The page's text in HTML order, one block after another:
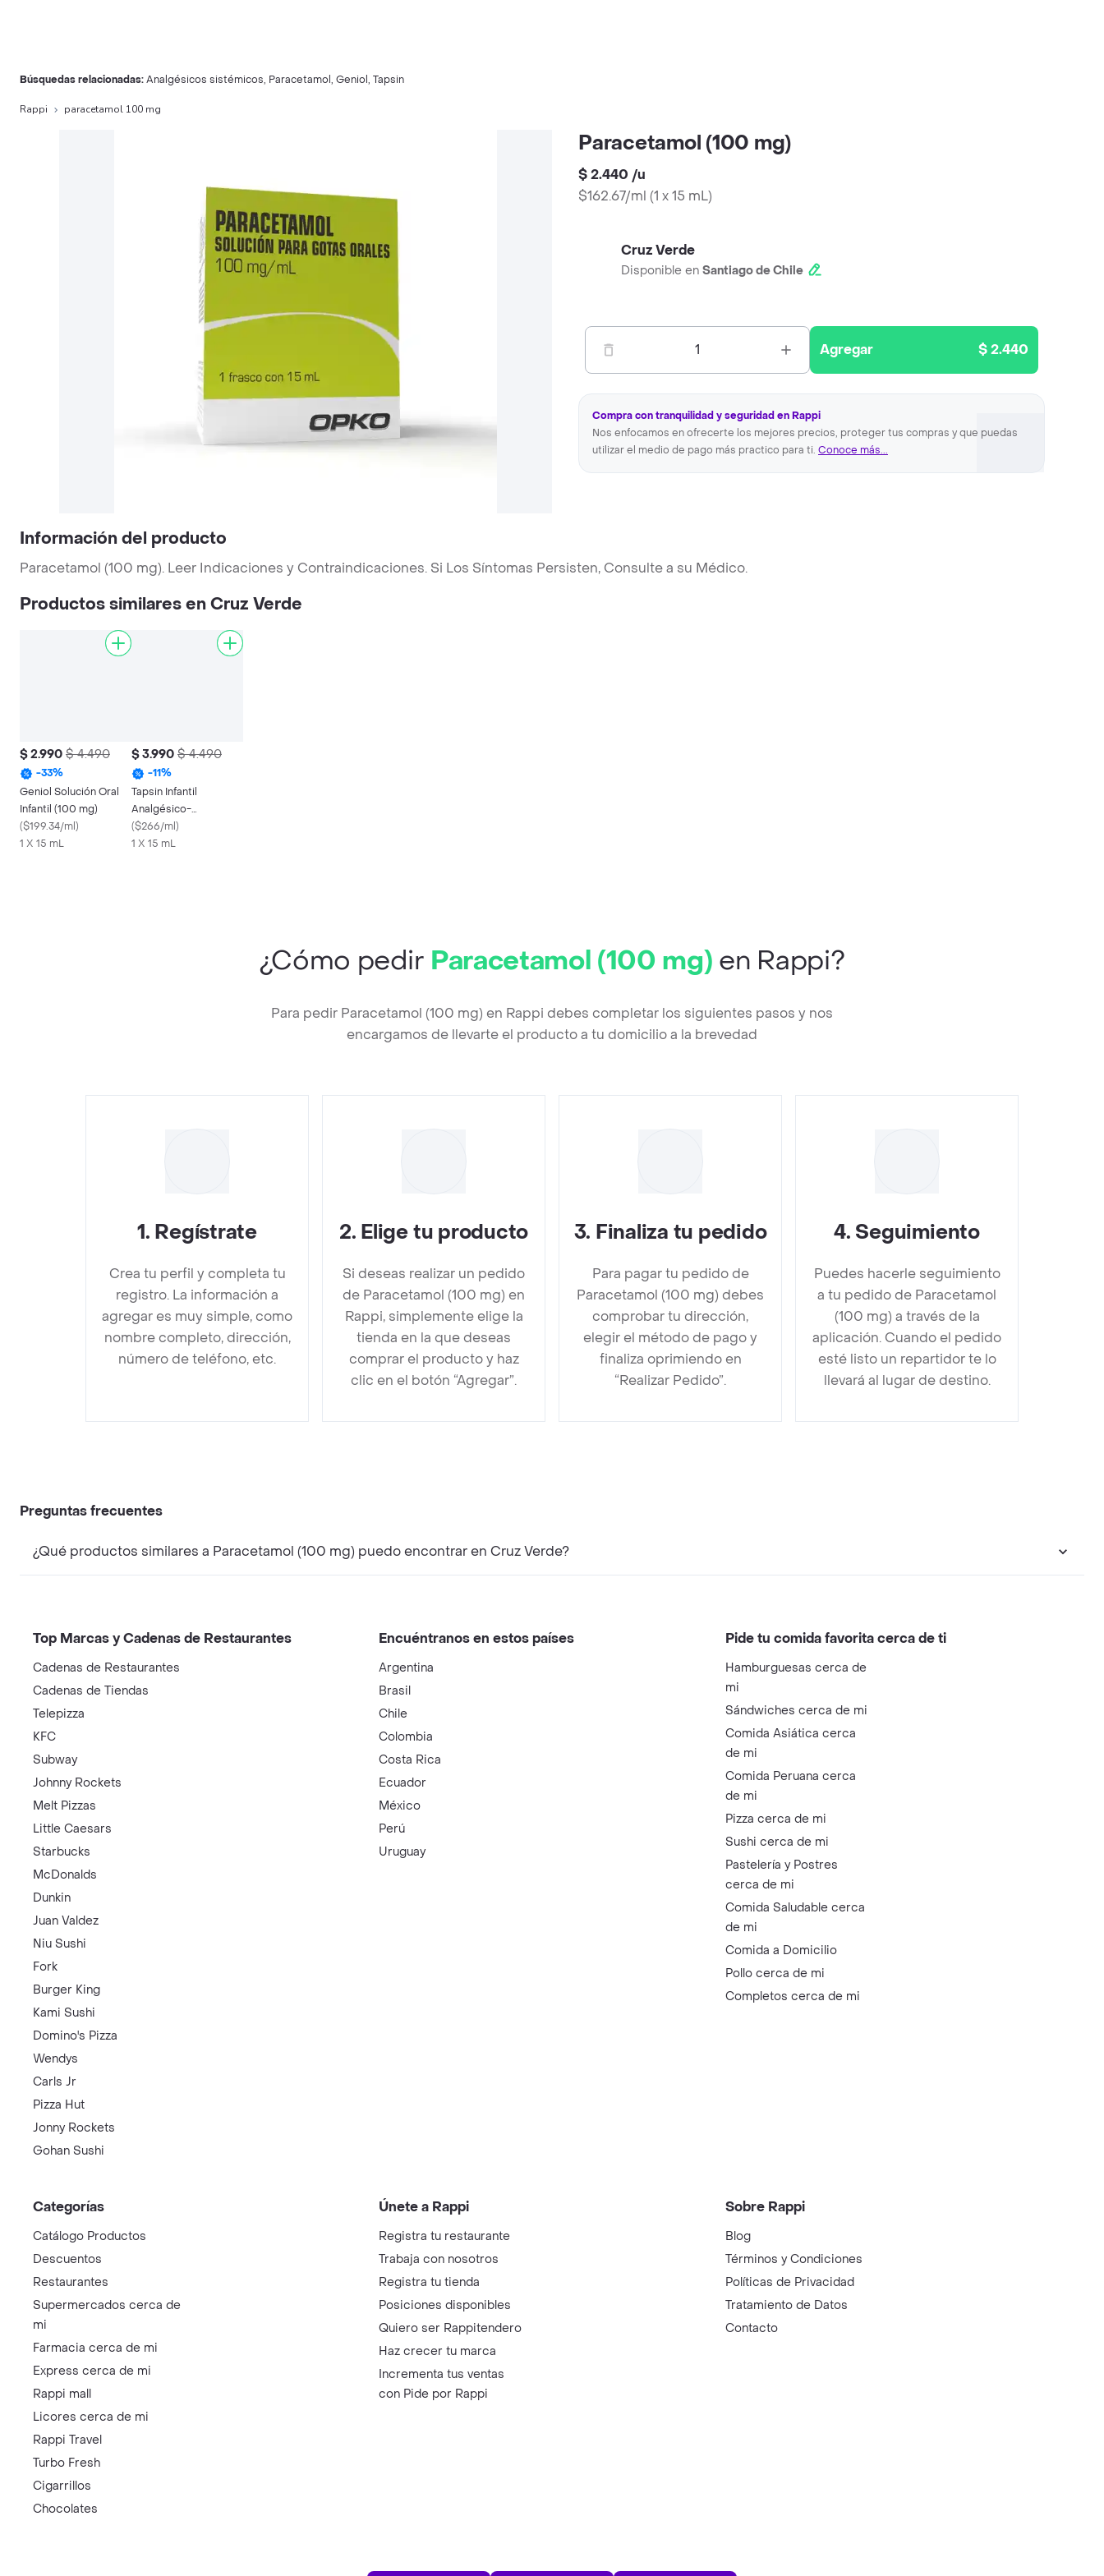
Búsquedas relacionadas:Analgésicos sistémicos, Paracetamol , Geniol , Tapsin
Rappi paracetamol 100 mg
Paracetamol (100 mg)
$ 2.440 /u
$162.67/ml (1 x 15 mL)
Cruz Verde
Disponible en Santiago de Chile
1 Agregar $ 2.440
Compra con tranquilidad y seguridad en Rappi
Nos enfocamos en ofrecerte los mejores precios, proteger tus compras y que puedas
utilizar el medio de pago más practico para ti. Conoce más...
Información del producto
Paracetamol (100 mg). Leer Indicaciones y Contraindicaciones. Si Los Síntomas Persisten, Consulte a su Médico.
Productos similares en Cruz Verde
$ 2.990 $ 4.490
-33%
Geniol Solución Oral
Infantil (100 mg)
($199.34/ml)
1 X 15 mL
$ 3.990 $ 4.490
-11%
Tapsin Infantil
Analgésico-
Antipirético en Gotas
Orales sin Cafeína
($266/ml)
1 X 15 mL
¿Cómo pedir Paracetamol (100 mg) en Rappi?
Para pedir Paracetamol (100 mg) en Rappi debes completar los siguientes pasos y nos
encargamos de llevarte el producto a tu domicilio a la brevedad
1. Regístrate
Crea tu perfil y completa tu
registro. La información a
agregar es muy simple, como
nombre completo, dirección,
número de teléfono, etc.
2. Elige tu producto
Si deseas realizar un pedido
de Paracetamol (100 mg) en
Rappi, simplemente elige la
tienda en la que deseas
comprar el producto y haz
clic en el botón “Agregar”.
3. Finaliza tu pedido
Para pagar tu pedido de
Paracetamol (100 mg) debes
comprobar tu dirección,
elegir el método de pago y
finaliza oprimiendo en
“Realizar Pedido”.
4. Seguimiento
Puedes hacerle seguimiento
a tu pedido de Paracetamol
(100 mg) a través de la
aplicación. Cuando el pedido
esté listo un repartidor te lo
llevará al lugar de destino.
Preguntas frecuentes
¿Qué productos similares a Paracetamol (100 mg) puedo encontrar en Cruz Verde?
Top Marcas y Cadenas de Restaurantes
Cadenas de Restaurantes
Cadenas de Tiendas
Telepizza
KFC
Subway
Johnny Rockets
Melt Pizzas
Little Caesars
Starbucks
McDonalds
Dunkin
Juan Valdez
Niu Sushi
Fork
Burger King
Kami Sushi
Domino's Pizza
Wendys
Carls Jr
Pizza Hut
Jonny Rockets
Gohan Sushi
Encuéntranos en estos países
Argentina
Brasil
Chile
Colombia
Costa Rica
Ecuador
México
Perú
Uruguay
Pide tu comida favorita cerca de ti
Hamburguesas cerca de
mi
Sándwiches cerca de mi
Comida Asiática cerca
de mi
Comida Peruana cerca
de mi
Pizza cerca de mi
Sushi cerca de mi
Pastelería y Postres
cerca de mi
Comida Saludable cerca
de mi
Comida a Domicilio
Pollo cerca de mi
Completos cerca de mi
Categorías
Catálogo Productos
Descuentos
Restaurantes
Supermercados cerca de
mi
Farmacia cerca de mi
Express cerca de mi
Rappi mall
Licores cerca de mi
Rappi Travel
Turbo Fresh
Cigarrillos
Chocolates
Únete a Rappi
Registra tu restaurante
Trabaja con nosotros
Registra tu tienda
Posiciones disponibles
Quiero ser Rappitendero
Haz crecer tu marca
Incrementa tus ventas
con Pide por Rappi
Sobre Rappi
Blog
Términos y Condiciones
Políticas de Privacidad
Tratamiento de Datos
Contacto